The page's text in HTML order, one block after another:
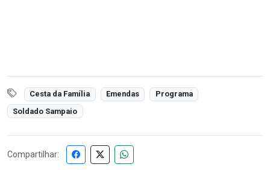
Cesta da Família Emendas
Programa
Soldado Sampaio
Compartilhar: